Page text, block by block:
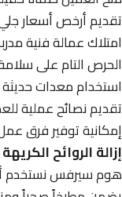
تقديم أرخص أسعار
امتلاك عمالة فنية
الحرص التام على
استخدام معدات
تقديم نصائح عملية
إمكانية توفير فرق
إزالة الروائح
هوم سيرفس نستخدم